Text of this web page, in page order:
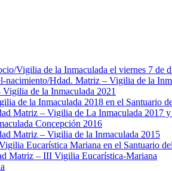
Vigilia de la Inmaculada el viernes 7 de
nacimiento/Hdad. Matriz – Vigilia de la
de la Inmaculada 2021
de la Inmaculada 2018 en el Santuario
Matriz – Vigilia de La Inmaculada 2017
Concepción 2016
Matriz – Vigilia de la Inmaculada 2015
Eucarística Mariana en el Santuario
Matriz – III Vigilia Eucarística-Mariana